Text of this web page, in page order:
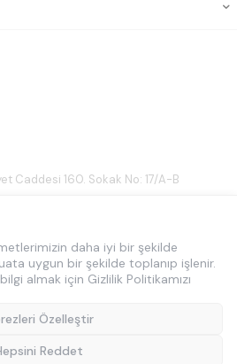
Caddesi 160. Sokak No: 17/A-B
daha iyi bir şekilde
uygun bir şekilde toplanıp işlenir.
almak için Gizlilik Politikamızı
Özelleştir
Reddet